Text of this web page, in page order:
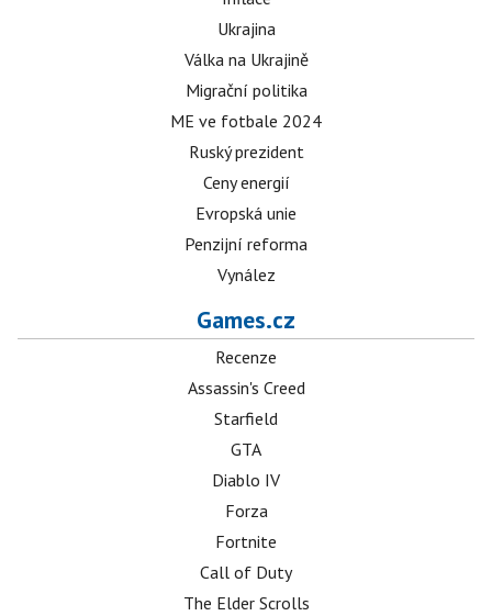
Ukrajina
Válka na Ukrajině
Migrační politika
ME ve fotbale 2024
Ruský prezident
Ceny energií
Evropská unie
Penzijní reforma
Vynález
Games.cz
Recenze
Assassin's Creed
Starfield
GTA
Diablo IV
Forza
Fortnite
Call of Duty
The Elder Scrolls